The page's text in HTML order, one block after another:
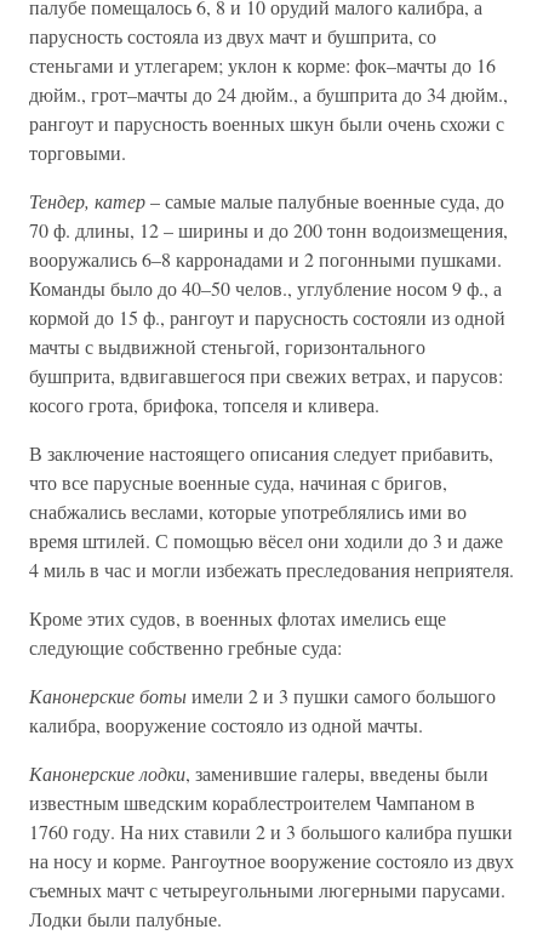
палубе помещалось 6, 8 и 10 орудий малого калибра, а
парусность состояла из двух мачт и бушприта, со
стеньгами и утлегарем; уклон к корме: фок–мачты до 16
дюйм., грот–мачты до 24 дюйм., а бушприта до 34 дюйм.,
рангоут и парусность военных шкун были очень схожи с
торговыми.
Тендер, катер– самые малые палубные военные суда, до
70 ф. длины, 12 – ширины и до 200 тонн водоизмещения,
вооружались 6–8 карронадами и 2 погонными пушками.
Команды было до 40–50 челов., углубление носом 9 ф., а
кормой до 15 ф., рангоут и парусность состояли из одной
мачты с выдвижной стеньгой, горизонтального
бушприта, вдвигавшегося при свежих ветрах, и парусов:
косого грота, брифока, топселя и кливера.
В заключение настоящего описания следует прибавить,
что все парусные военные суда, начиная с бригов,
снабжались веслами, которые употреблялись ими во
время штилей. С помощью вёсел они ходили до 3 и даже
4 миль в час и могли избежать преследования неприятеля.
Кроме этих судов, в военных флотах имелись еще
следующие собственно гребные суда:
Канонерские ботыимели 2 и 3 пушки самого большого
калибра, вооружение состояло из одной мачты.
Канонерские лодки, заменившие галеры, введены были
известным шведским кораблестроителем Чампаном в
1760 году. На них ставили 2 и 3 большого калибра пушки
на носу и корме. Рангоутное вооружение состояло из двух
съемных мачт с четыреугольными люгерными парусами.
Лодки были палубные.